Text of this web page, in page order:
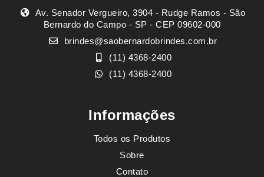
Av. Senador Vergueiro, 3904 - Rudge Ramos - São
Bernardo do Campo - SP - CEP 09602-000
brindes@saobernardobrindes.com.br
(11) 4368-2400
(11) 4368-2400
Informações
Todos os Produtos
Sobre
Contato